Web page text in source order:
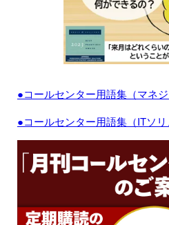
●コールセンター用語集（マネジ
●コールセンター用語集（ITソリ